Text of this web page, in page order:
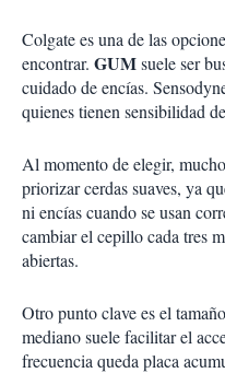
Colgate es una de las
encontrar. GUMsuele ser
cuidado de encías.
quienes tienen sensibilidad
Al momento de elegir,
priorizar cerdas suaves, ya
ni encías cuando se usan
cambiar el cepillo cada tres
abiertas.
Otro punto clave es el
mediano suele facilitar el
frecuencia queda placa